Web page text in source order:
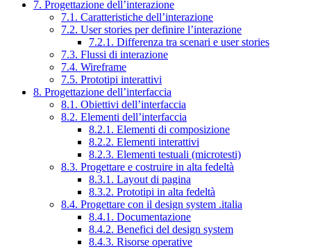
7. Progettazione dell’interazione
7.1. Caratteristiche dell’interazione
7.2. User stories per definire l’interazione
7.2.1. Differenza tra scenari e user stories
7.3. Flussi di interazione
7.4. Wireframe
7.5. Prototipi interattivi
8. Progettazione dell’interfaccia
8.1. Obiettivi dell’interfaccia
8.2. Elementi dell’interfaccia
8.2.1. Elementi di composizione
8.2.2. Elementi interattivi
8.2.3. Elementi testuali (microtesti)
8.3. Progettare e costruire in alta fedeltà
8.3.1. Layout di pagina
8.3.2. Prototipi in alta fedeltà
8.4. Progettare con il design system .italia
8.4.1. Documentazione
8.4.2. Benefici del design system
8.4.3. Risorse operative